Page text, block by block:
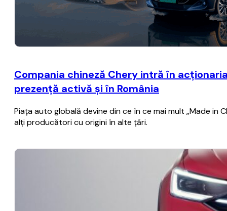
Compania chineză Chery intră în
prezenţă activă şi în România
Piaţa auto globală devine din ce în ce mai mult „Made in
alţi producători cu origini în alte ţări.